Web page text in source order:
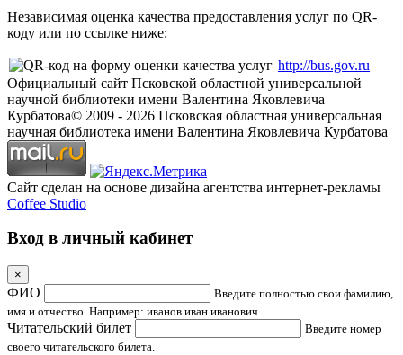
Независимая оценка качества предоставления услуг по QR-
коду или по ссылке ниже:
http://bus.gov.ru
Официальный сайт Псковской областной универсальной
научной библиотеки имени Валентина Яковлевича
Курбатова© 2009 - 2026 Псковская областная универсальная
научная библиотека имени Валентина Яковлевича Курбатова
Сайт сделан на основе дизайна агентства интернет-рекламы
Coffee Studio
Вход в личный кабинет
×
ФИО
Введите полностью свои фамилию,
имя и отчество. Например: иванов иван иванович
Читательский билет
Введите номер
своего читательского билета.